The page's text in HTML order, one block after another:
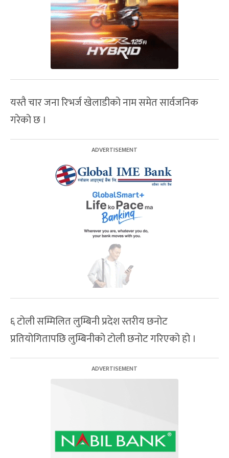
यस्तै चार जना रिभर्ज खेलाडीको नाम समेत सार्वजनिक
गरेको छ ।
६ टोली सम्मिलित लुम्बिनी प्रदेश स्तरीय छनोट
प्रतियोगितापछि लुम्बिनीको टोली छनोट गरिएको हो ।